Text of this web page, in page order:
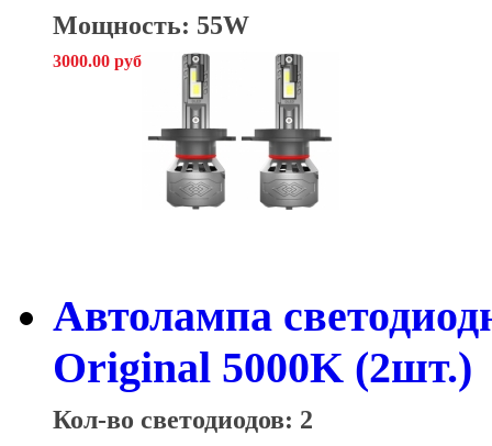
Мощность: 55W
3000.00 руб
Автолампа
Original 5000K (2шт.)
Кол-во светодиодов: 2